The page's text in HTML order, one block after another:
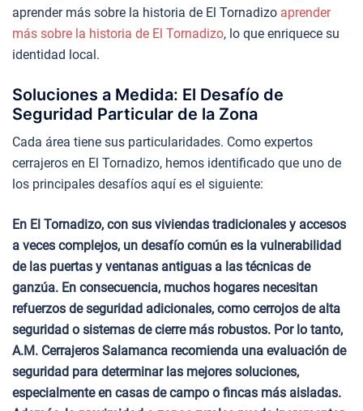
aprender más sobre la historia de El Tornadizo aprender
más sobre la historia de El Tornadizo, lo que enriquece su
identidad local.
Soluciones a Medida: El Desafío de
Seguridad Particular de la Zona
Cada área tiene sus particularidades. Como expertos
cerrajeros en El Tornadizo, hemos identificado que uno de
los principales desafíos aquí es el siguiente:
En El Tornadizo, con sus viviendas tradicionales y accesos
a veces complejos, un desafío común es la vulnerabilidad
de las puertas y ventanas antiguas a las técnicas de
ganzúa. En consecuencia, muchos hogares necesitan
refuerzos de seguridad adicionales, como cerrojos de alta
seguridad o sistemas de cierre más robustos. Por lo tanto,
A.M. Cerrajeros Salamanca recomienda una evaluación de
seguridad para determinar las mejores soluciones,
especialmente en casas de campo o fincas más aisladas.